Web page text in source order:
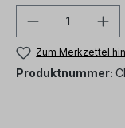
Zum Merkzettel
Produktnummer: